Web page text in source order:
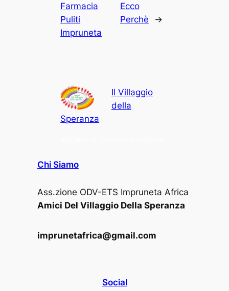
Farmacia
Puliti
Impruneta
Ecco
Perchè
→
Il Villaggio
della
Speranza
Chi Siamo
Ass.zione ODV-ETS Impruneta Africa
Amici Del Villaggio Della Speranza
imprunetafrica@gmail.com
Social